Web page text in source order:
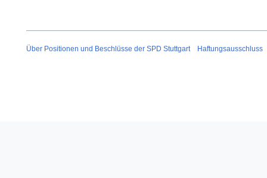
Über Positionen und Beschlüsse der SPD Stuttgart Haftungsausschluss